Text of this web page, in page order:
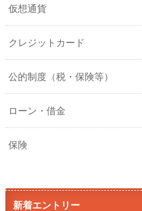
仮想通貨
クレジットカード
公的制度（税・保険等）
ローン・借金
保険
新着エントリー